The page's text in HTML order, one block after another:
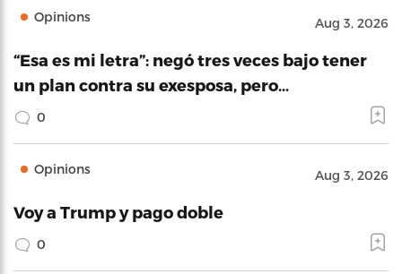
Opinions Aug 3, 2026
“Esa es mi letra”: negó tres veces bajo tener
un plan contra su exesposa, pero…
0
Opinions Aug 3, 2026
Voy a Trump y pago doble
0